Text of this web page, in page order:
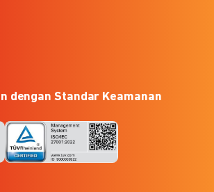
dengan Standar Keamanan